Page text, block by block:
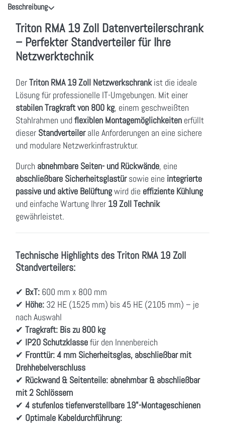
Beschreibung
Triton RMA 19 Zoll Datenverteilerschrank
– Perfekter Standverteiler für Ihre
Netzwerktechnik
DerTriton RMA 19 Zoll Netzwerkschrankist die ideale
Lösung für professionelle IT-Umgebungen. Mit einer
stabilen Tragkraft von 800 kg, einem geschweißten
Stahlrahmen und flexiblen Montagemöglichkeiten erfüllt
dieser Standverteileralle Anforderungen an eine sichere
und modulare Netzwerkinfrastruktur.
Durch abnehmbare Seiten- und Rückwände, eine
abschließbare Sicherheitsglastürsowie eine integrierte
passive und aktive Belüftungwird die effiziente Kühlung
und einfache Wartung Ihrer 19 Zoll Technik
gewährleistet.
Technische Highlights des Triton RMA 19 Zoll
Standverteilers:
✔ BxT: 600 mm x 800 mm
✔ Höhe: 32 HE (1525 mm) bis 45 HE (2105 mm) – je
nach Auswahl
✔ Tragkraft: Bis zu 800 kg
✔ IP20 Schutzklassefür den Innenbereich
✔ Fronttür:4 mm Sicherheitsglas, abschließbar mit
Drehhebelverschluss
✔ Rückwand & Seitenteile: abnehmbar & abschließbar
mit 2 Schlössern
✔ 4 stufenlos tiefenverstellbare 19"-Montageschienen
✔ Optimale Kabeldurchführung: